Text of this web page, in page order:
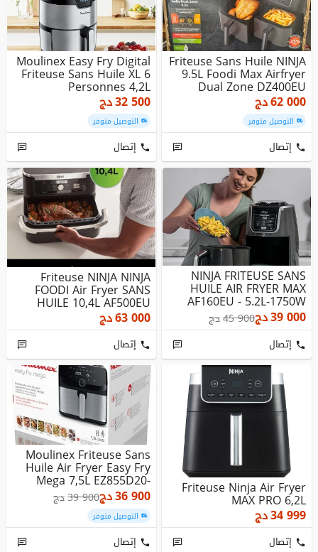
Friteuse Sans Huile NINJA
9.5L Foodi Max Airfryer
Dual Zone DZ400EU
62 000دج
التوصيل متوفر
إتصال
Moulinex Easy Fry Digital
Friteuse Sans Huile XL 6
Personnes 4,2L
32 500دج
التوصيل متوفر
إتصال
NINJA FRITEUSE SANS
HUILE AIR FRYER MAX
AF160EU - 5.2L-1750W
39 000دج45 900دج
إتصال
Friteuse NINJA NINJA
FOODI Air Fryer SANS
HUILE 10,4L AF500EU
63 000دج
إتصال
Friteuse Ninja Air Fryer
MAX PRO 6,2L
34 999دج
إتصال
Moulinex Friteuse Sans
Huile Air Fryer Easy Fry
Mega 7,5L EZ855D20-
200...
36 900دج39 900دج
التوصيل متوفر
إتصال